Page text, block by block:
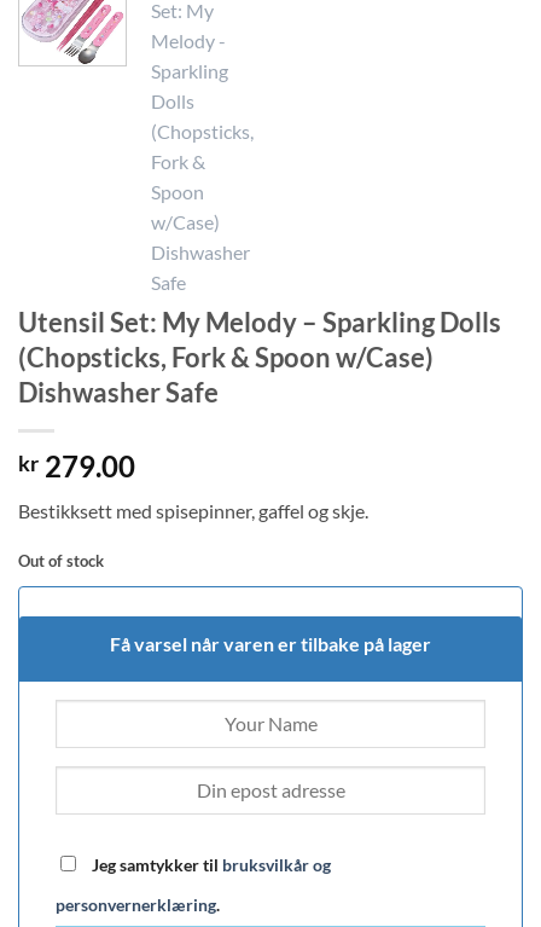
Utensil Set: My Melody – Sparkling Dolls
(Chopsticks, Fork & Spoon w/Case)
Dishwasher Safe
kr 279.00
Bestikksett med spisepinner, gaffel og skje.
Out of stock
Få varsel når varen er tilbake på lager
Jeg samtykker til bruksvilkår og
personvernerklæring.